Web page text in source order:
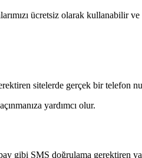
ücretsiz olarak kullanabilir
sitelerde gerçek bir telefon
yardımcı olur.
gibi SMS doğrulama gerektiren